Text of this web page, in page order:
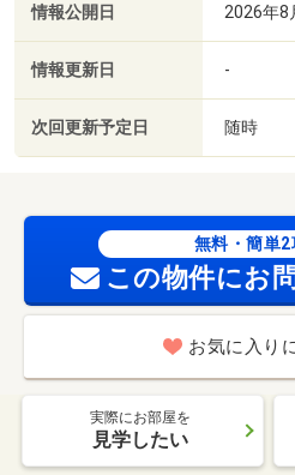
情報公開日 2026年8
情報更新日 -
次回更新予定日 随時
無料・簡単2
この物件にお
お気に入り
実際にお部屋を
見学したい